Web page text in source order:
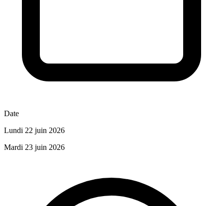
Date
Lundi 22 juin 2026
Mardi 23 juin 2026